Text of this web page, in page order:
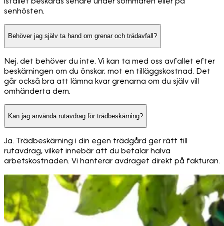
senhösten.
Behöver jag själv ta hand om grenar och trädavfall?
Nej, det behöver du inte. Vi kan ta med oss avfallet efter
beskärningen om du önskar, mot en tilläggskostnad. Det
går också bra att lämna kvar grenarna om du själv vill
omhänderta dem.
Kan jag använda rutavdrag för trädbeskärning?
Ja. Trädbeskärning i din egen trädgård ger rätt till
rutavdrag, vilket innebär att du betalar halva
arbetskostnaden. Vi hanterar avdraget direkt på fakturan.